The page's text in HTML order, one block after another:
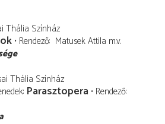
Thália Színház
Rendező Matusek Attila m.v.
Thália Színház
Parasztopera Rendező